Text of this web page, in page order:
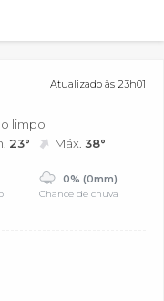
Atualizado às 23h01
limpo
23° Máx.38°
0% (0mm)
Chance de chuva